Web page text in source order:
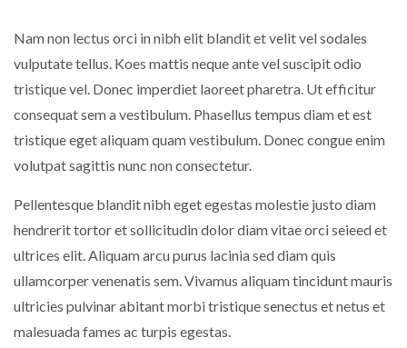
Nam non lectus orci in nibh elit blandit et velit vel sodales
vulputate tellus. Koes mattis neque ante vel suscipit odio
tristique vel. Donec imperdiet laoreet pharetra. Ut efficitur
consequat sem a vestibulum. Phasellus tempus diam et est
tristique eget aliquam quam vestibulum. Donec congue enim
volutpat sagittis nunc non consectetur.
Pellentesque blandit nibh eget egestas molestie justo diam
hendrerit tortor et sollicitudin dolor diam vitae orci seieed et
ultrices elit. Aliquam arcu purus lacinia sed diam quis
ullamcorper venenatis sem. Vivamus aliquam tincidunt mauris
ultricies pulvinar abitant morbi tristique senectus et netus et
malesuada fames ac turpis egestas.